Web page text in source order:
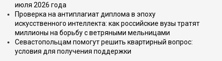
июля 2026 года
Проверка на антиплагиат диплома в эпоху
искусственного интеллекта: как российские вузы тратят
миллионы на борьбу с ветряными мельницами
Севастопольцам помогут решить квартирный вопрос:
условия для получения поддержки